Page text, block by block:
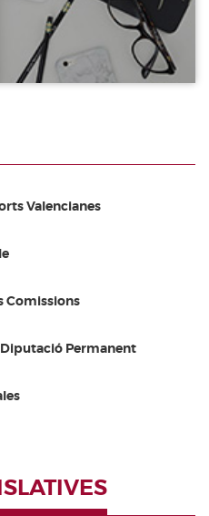
Valencianes
Comissions
Diputació Permanent